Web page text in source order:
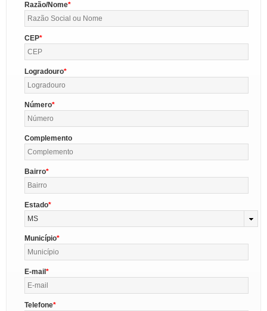
Razão/Nome
CEP
Logradouro
Número
Complemento
Bairro
Estado
MS
Município
E-mail
Telefone